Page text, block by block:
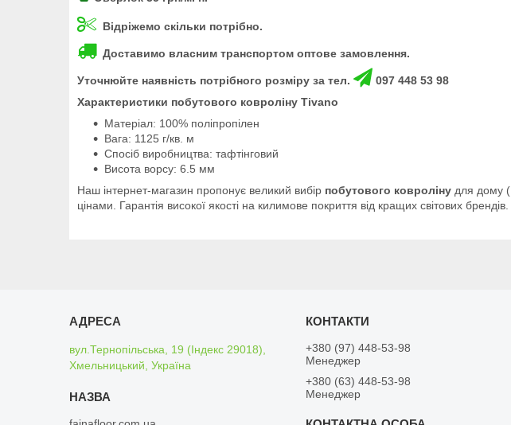
Відріжемо скільки потрібно.
Доставимо власним транспортом оптове замовлення.
Уточнюйте наявність потрібного розміру за тел.
097 448 53 98
Характеристики побутового ковроліну Tivano
Матеріал: 100% поліпропілен
Вага: 1125 г/кв. м
Спосіб виробництва: тафтінговий
Висота ворсу: 6.5 мм
Наш інтернет-магазин пропонує великий вибір побутового ковроліну для дому
цінами. Гарантія високої якості на килимове покриття від кращих світових брендів.
вул.Тернопільська, 19 (Індекс 29018),
Хмельницький, Україна
+380 (97) 448-53-98
Менеджер
+380 (63) 448-53-98
Менеджер